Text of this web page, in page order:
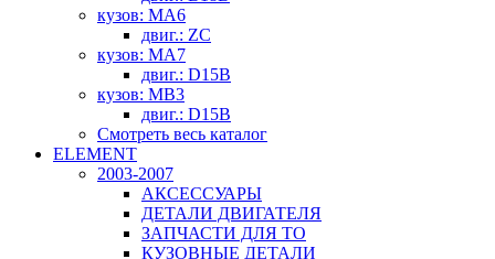
кузов: MA6
двиг.: ZC
кузов: MA7
двиг.: D15B
кузов: MB3
двиг.: D15B
Смотреть весь каталог
ELEMENT
2003-2007
АКСЕССУАРЫ
ДЕТАЛИ ДВИГАТЕЛЯ
ЗАПЧАСТИ ДЛЯ ТО
КУЗОВНЫЕ ДЕТАЛИ